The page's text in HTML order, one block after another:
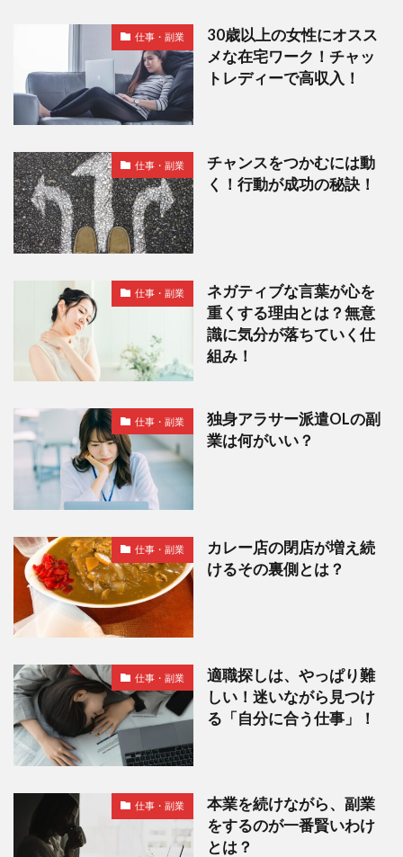
仕事・副業
30歳以上の女性にオスス
メな在宅ワーク！チャッ
トレディーで高収入！
仕事・副業
チャンスをつかむには動
く！行動が成功の秘訣！
仕事・副業
ネガティブな言葉が心を
重くする理由とは？無意
識に気分が落ちていく仕
組み！
仕事・副業
独身アラサー派遣OLの副
業は何がいい？
仕事・副業
カレー店の閉店が増え続
けるその裏側とは？
仕事・副業
適職探しは、やっぱり難
しい！迷いながら見つけ
る「自分に合う仕事」！
仕事・副業
本業を続けながら、副業
をするのが一番賢いわけ
とは？